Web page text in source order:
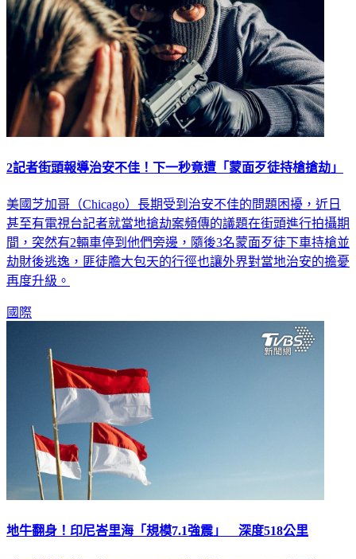
2記者街頭報導治安不佳！下一秒竟遭「蒙面歹徒持槍搶劫」
美國芝加哥（Chicago）長期受到治安不佳的問題困擾，近日
甚至有電視台記者就當地搶劫案頻傳的議題在街頭進行拍攝期
間，突然有2輛車停到他們旁邊，隨後3名蒙面歹徒下車持槍並
劫財後逃逸，匪徒膽大包天的行徑也讓外界對當地治安的擔憂
再度升級。
國際
地牛翻身！印尼峇里海「規模7.1強震」 深度518公里